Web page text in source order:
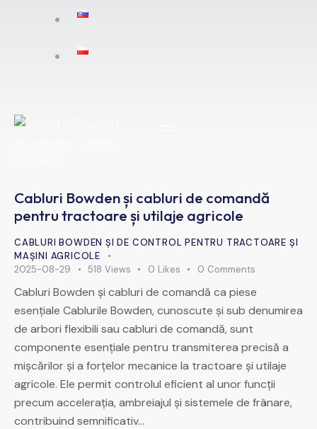
Cabluri Bowden și cabluri de comandă
pentru tractoare și utilaje agricole
CABLURI BOWDEN ȘI DE CONTROL PENTRU TRACTOARE ȘI
MAȘINI AGRICOLE
2025-08-29
518 Views 0 Likes 0 Comments
Cabluri Bowden și cabluri de comandă ca piese
esențiale Cablurile Bowden, cunoscute și sub denumirea
de arbori flexibili sau cabluri de comandă, sunt
componente esențiale pentru transmiterea precisă a
mișcărilor și a forțelor mecanice la tractoare și utilaje
agricole. Ele permit controlul eficient al unor funcții
precum accelerația, ambreiajul și sistemele de frânare,
contribuind semnificativ…